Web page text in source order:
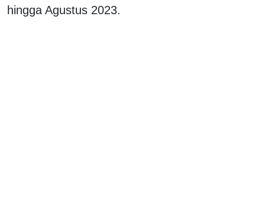
hingga Agustus 2023.